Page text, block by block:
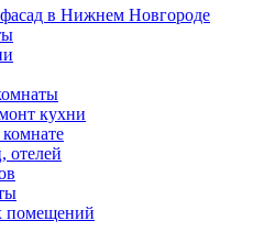
в Нижнем Новгороде
кухни
отелей
помещений